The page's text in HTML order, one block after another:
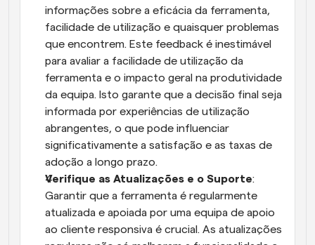
informações sobre a eficácia da ferramenta,
facilidade de utilização e quaisquer problemas
que encontrem. Este feedback é inestimável
para avaliar a facilidade de utilização da
ferramenta e o impacto geral na produtividade
da equipa. Isto garante que a decisão final seja
informada por experiências de utilização
abrangentes, o que pode influenciar
significativamente a satisfação e as taxas de
adoção a longo prazo.
Verifique as Atualizações e o Suporte:
Garantir que a ferramenta é regularmente
atualizada e apoiada por uma equipa de apoio
ao cliente responsiva é crucial. As atualizações